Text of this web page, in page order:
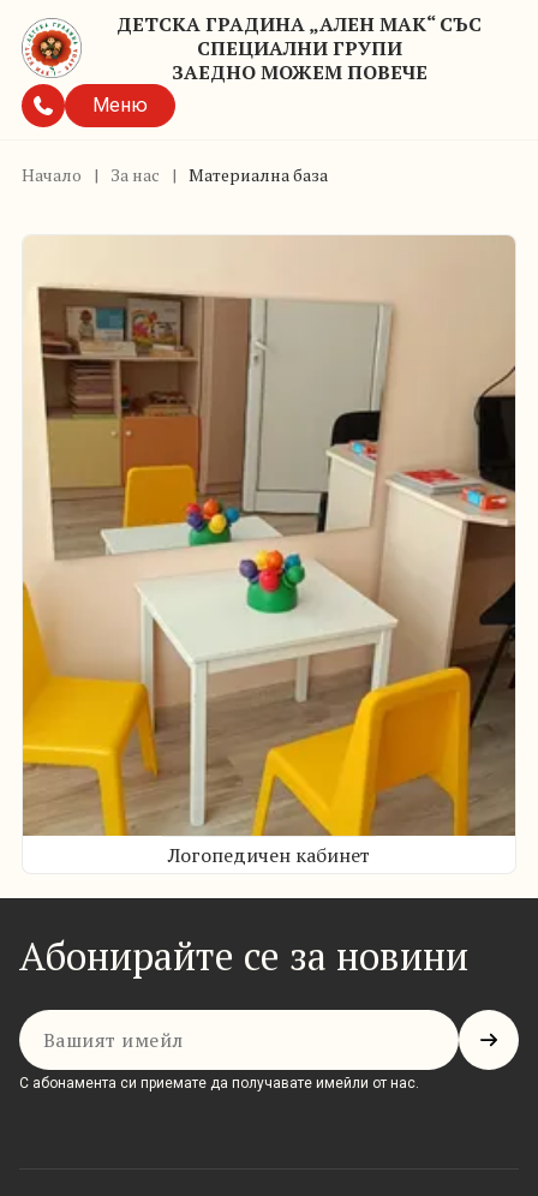
ДЕТСКА ГРАДИНА „АЛЕН МАК“ СЪС
СПЕЦИАЛНИ ГРУПИ
ЗАЕДНО МОЖЕМ ПОВЕЧЕ
Меню
Начало | За нас | Материална база
Логопедичен кабинет
Абонирайте се за новини
Имейл
С абонамента си приемате да получавате имейли от нас.